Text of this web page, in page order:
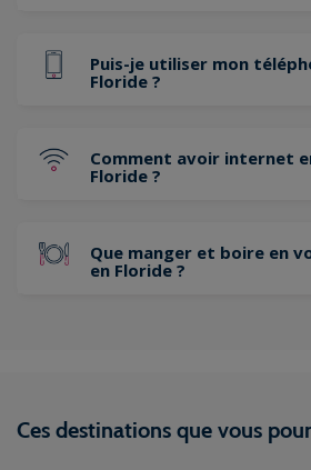
Puis-je utiliser mon
Floride ?
Comment avoir internet
Floride ?
Que manger et boire en
en Floride ?
Ces destinations que vous